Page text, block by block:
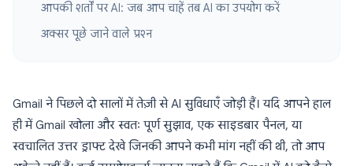
आपकी शर्तों पर AI: जब आप चाहें तब AI का उपयोग करें
अक्सर पूछे जाने वाले प्रश्न
Gmail ने पिछले दो सालों में तेज़ी से AI सुविधाएँ जोड़ी हैं। यदि आपने हाल
ही में Gmail खोला और स्वतः पूर्ण सुझाव, एक साइडबार पैनल, या
स्वचालित उत्तर ड्राफ्ट देखे जिनकी आपने कभी मांग नहीं की थी, तो आप